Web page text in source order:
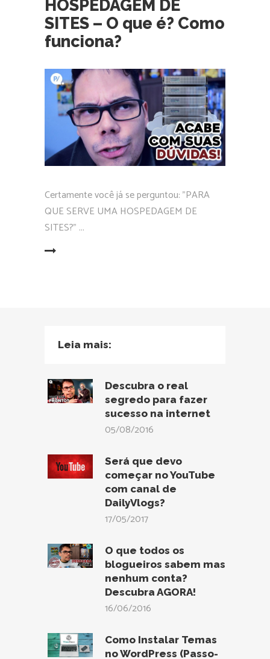
HOSPEDAGEM DE
SITES – O que é? Como
funciona?
Certamente você já se perguntou: "PARA
QUE SERVE UMA HOSPEDAGEM DE
SITES?"
Leia mais:
Descubra o real
segredo para fazer
sucesso na internet
05/08/2016
Será que devo
começar no YouTube
com canal de
DailyVlogs?
17/05/2017
O que todos os
blogueiros sabem mas
nenhum conta?
Descubra AGORA!
16/06/2016
Como Instalar Temas
no WordPress (Passo-